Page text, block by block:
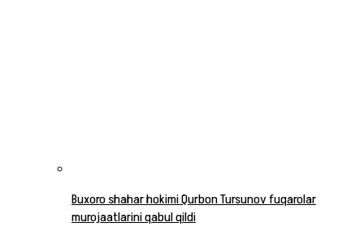
Buxoro shahar hokimi Qurbon Tursunov fuqarolar
murojaatlarini qabul qildi